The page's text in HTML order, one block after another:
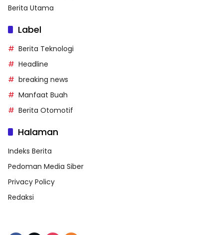
Berita Utama
Label
Berita Teknologi
Headline
breaking news
Manfaat Buah
Berita Otomotif
Halaman
Indeks Berita
Pedoman Media Siber
Privacy Policy
Redaksi